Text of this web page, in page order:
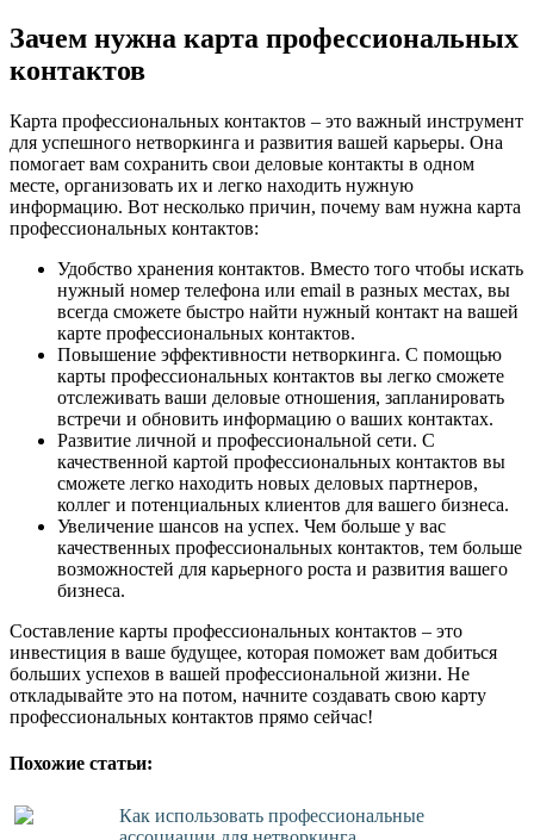
Зачем нужна карта профессиональных
контактов
Карта профессиональных контактов – это важный инструмент
для успешного нетворкинга и развития вашей карьеры. Она
помогает вам сохранить свои деловые контакты в одном
месте, организовать их и легко находить нужную
информацию. Вот несколько причин, почему вам нужна карта
профессиональных контактов:
Удобство хранения контактов. Вместо того чтобы искать
нужный номер телефона или email в разных местах, вы
всегда сможете быстро найти нужный контакт на вашей
карте профессиональных контактов.
Повышение эффективности нетворкинга. С помощью
карты профессиональных контактов вы легко сможете
отслеживать ваши деловые отношения, запланировать
встречи и обновить информацию о ваших контактах.
Развитие личной и профессиональной сети. С
качественной картой профессиональных контактов вы
сможете легко находить новых деловых партнеров,
коллег и потенциальных клиентов для вашего бизнеса.
Увеличение шансов на успех. Чем больше у вас
качественных профессиональных контактов, тем больше
возможностей для карьерного роста и развития вашего
бизнеса.
Составление карты профессиональных контактов – это
инвестиция в ваше будущее, которая поможет вам добиться
больших успехов в вашей профессиональной жизни. Не
откладывайте это на потом, начните создавать свою карту
профессиональных контактов прямо сейчас!
Похожие статьи:
Как использовать профессиональные